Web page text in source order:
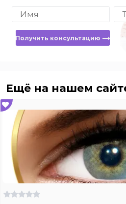
Получить консультацию
Ещё на нашем